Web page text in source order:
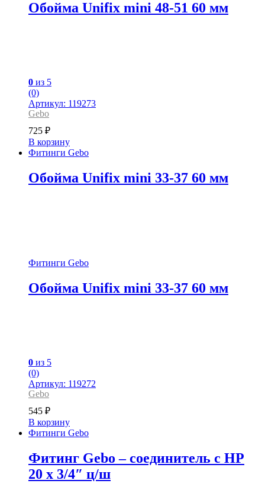
Обойма Unifix mini 48-51 60 мм
0 из 5
(0)
Артикул: 119273
Gebo
725 ₽
В корзину
Фитинги Gebo
Обойма Unifix mini 33-37 60 мм
Фитинги Gebo
Обойма Unifix mini 33-37 60 мм
0 из 5
(0)
Артикул: 119272
Gebo
545 ₽
В корзину
Фитинги Gebo
Фитинг Gebo – соединитель с НР
20 x 3/4″ ц/ш